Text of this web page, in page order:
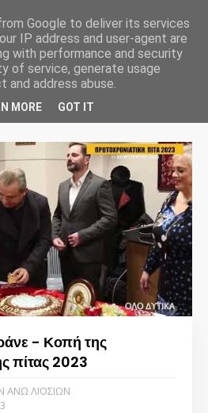
Φεβρουάριος, 2023
- Κοπή της
πίτας 2023
ΑΝΩ ΛΙΟΣΙΩΝ
Google to deliver its services
IP address and user-agent are
with performance and security
of service, generate usage
address abuse.
MORE GOT IT